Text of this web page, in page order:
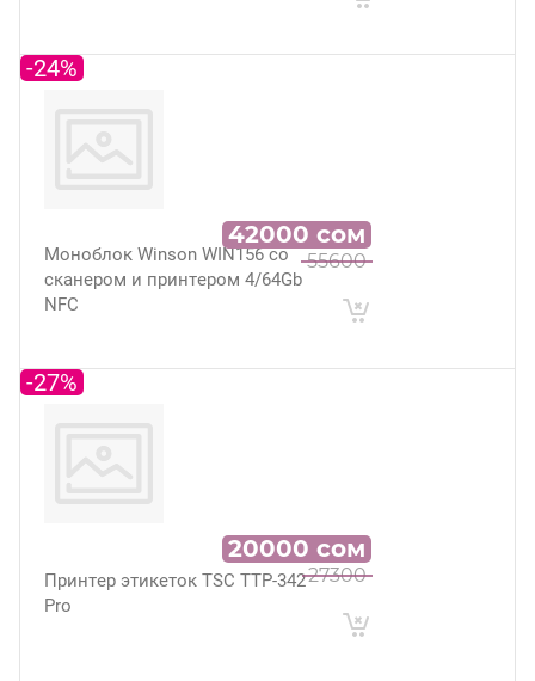
Моноблок Winson WIN156 со
сканером и принтером 4/64Gb
NFC
-24%
55600
42000 сом
Принтер этикеток TSC TTP-342
Pro
-27%
27300
20000 сом